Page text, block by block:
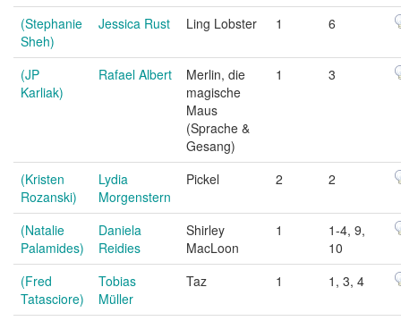
(Stephanie
Sheh)
Jessica Rust Ling Lobster 1 6
(JP
Karliak)
Rafael Albert
Merlin, die
magische
Maus
(Sprache &
Gesang)
1 3
(Kristen
Rozanski)
Lydia
Morgenstern
Pickel 2 2
(Natalie
Palamides)
Daniela
Reidies
Shirley
MacLoon
1
1-4, 9,
10
(Fred
Tatasciore)
Tobias
Müller
Taz 1 1, 3, 4